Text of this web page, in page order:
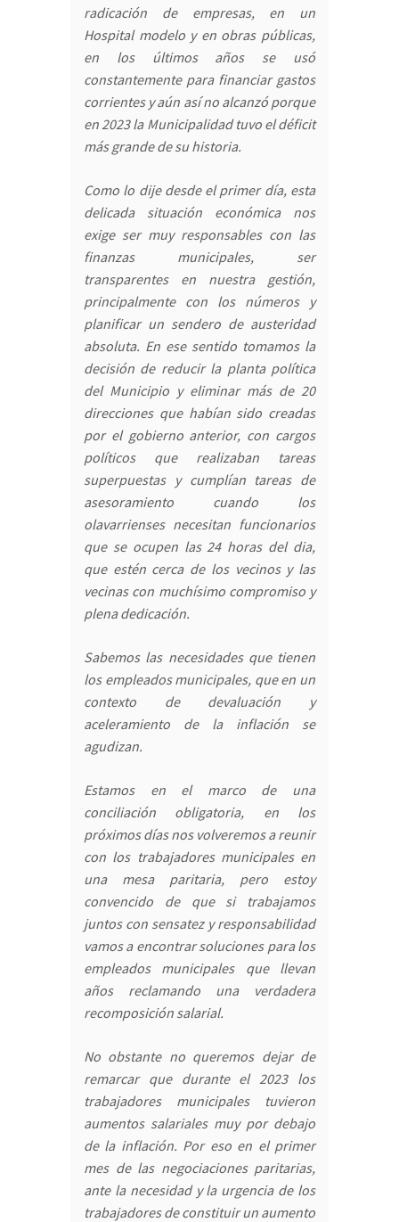
radicación de empresas, en un
Hospital modelo y en obras públicas,
en los últimos años se usó
constantemente para financiar gastos
corrientes y aún así no alcanzó porque
en 2023 la Municipalidad tuvo el déficit
más grande de su historia.
Como lo dije desde el primer día, esta
delicada situación económica nos
exige ser muy responsables con las
finanzas municipales, ser
transparentes en nuestra gestión,
principalmente con los números y
planificar un sendero de austeridad
absoluta. En ese sentido tomamos la
decisión de reducir la planta política
del Municipio y eliminar más de 20
direcciones que habían sido creadas
por el gobierno anterior, con cargos
políticos que realizaban tareas
superpuestas y cumplían tareas de
asesoramiento cuando los
olavarrienses necesitan funcionarios
que se ocupen las 24 horas del dia,
que estén cerca de los vecinos y las
vecinas con muchísimo compromiso y
plena dedicación.
Sabemos las necesidades que tienen
los empleados municipales, que en un
contexto de devaluación y
aceleramiento de la inflación se
agudizan.
Estamos en el marco de una
conciliación obligatoria, en los
próximos días nos volveremos a reunir
con los trabajadores municipales en
una mesa paritaria, pero estoy
convencido de que si trabajamos
juntos con sensatez y responsabilidad
vamos a encontrar soluciones para los
empleados municipales que llevan
años reclamando una verdadera
recomposición salarial.
No obstante no queremos dejar de
remarcar que durante el 2023 los
trabajadores municipales tuvieron
aumentos salariales muy por debajo
de la inflación. Por eso en el primer
mes de las negociaciones paritarias,
ante la necesidad y la urgencia de los
trabajadores de constituir un aumento